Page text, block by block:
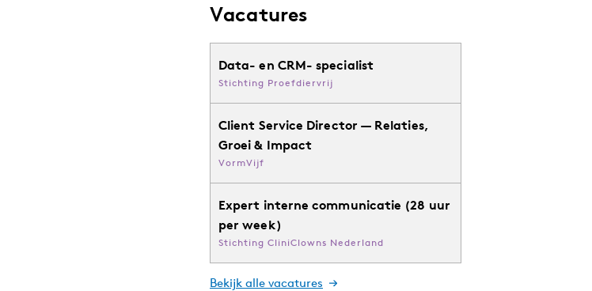
Vacatures
Data- en CRM- specialist
Stichting Proefdiervrij
Client Service Director — Relaties,
Groei & Impact
VormVijf
Expert interne communicatie (28 uur
per week)
Stichting CliniClowns Nederland
Bekijk alle vacatures